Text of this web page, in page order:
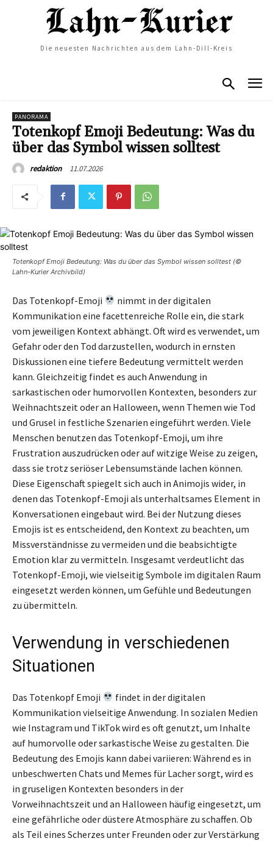
Die neuesten Nachrichten aus dem Lahn-Dill-Kreis
PANORAMA
Totenkopf Emoji Bedeutung: Was du
über das Symbol wissen solltest
redaktion 11.07.2026
Totenkopf Emoji Bedeutung: Was du über das Symbol wissen solltest (©
Lahn-Kurier Archivbild)
Das Totenkopf-Emoji
nimmt in der digitalen
Kommunikation eine facettenreiche Rolle ein, die stark
vom jeweiligen Kontext abhängt. Oft wird es verwendet, um
Gefahr oder den Tod darzustellen, wodurch in ernsten
Diskussionen eine tiefere Bedeutung vermittelt werden
kann. Gleichzeitig findet es auch Anwendung in
sarkastischen oder humorvollen Kontexten, besonders zur
Weihnachtszeit oder an Halloween, wenn Themen wie Tod
und Grusel in festliche Szenarien eingeführt werden. Viele
Menschen benutzen das Totenkopf-Emoji, um ihre
Frustration auszudrücken oder auf witzige Weise zu zeigen,
dass sie trotz seriöser Lebensumstände lachen können.
Diese Eigenschaft spiegelt sich auch in Animojis wider, in
denen das Totenkopf-Emoji als unterhaltsames Element in
Konversationen eingebaut wird. Bei der Nutzung dieses
Emojis ist es entscheidend, den Kontext zu beachten, um
Missverständnisse zu vermeiden und die beabsichtigte
Emotion klar zu vermitteln. Insgesamt verdeutlicht das
Totenkopf-Emoji, wie vielseitig Symbole im digitalen Raum
eingesetzt werden können, um Gefühle und Bedeutungen
zu übermitteln.
Verwendung in verschiedenen
Situationen
Das Totenkopf Emoji
findet in der digitalen
Kommunikation vielseitige Anwendung. In sozialen Medien
wie Instagram und TikTok wird es oft genutzt, um Inhalte
auf humorvolle oder sarkastische Weise zu gestalten. Die
Bedeutung des Emojis kann dabei variieren: Während es in
unbeschwerten Chats und Memes für Lacher sorgt, wird es
in gruseligen Kontexten besonders in der
Vorweihnachtszeit und an Halloween häufig eingesetzt, um
eine gefährliche oder düstere Atmosphäre zu schaffen. Ob
als Teil eines Scherzes unter Freunden oder zur Verstärkung